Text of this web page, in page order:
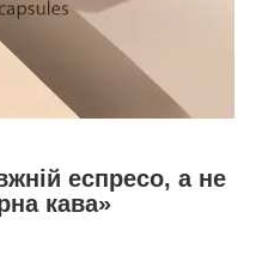
еспресо, а не
кава»